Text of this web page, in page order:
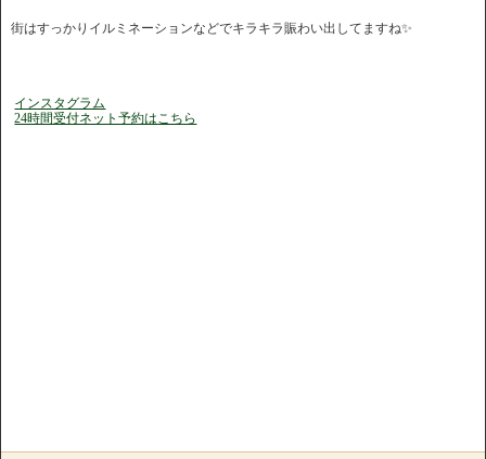
街はすっかりイルミネーションなどでキラキラ賑わい出してますね✨
インスタグラム
24時間受付ネット予約はこちら